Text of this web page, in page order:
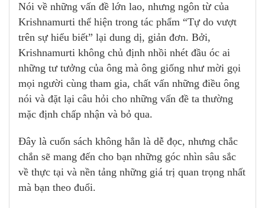
Nói về những vấn đề lớn lao, nhưng ngôn từ của
Krishnamurti thể hiện trong tác phẩm “Tự do vượt
trên sự hiểu biết” lại dung dị, giản đơn. Bởi,
Krishnamurti không chủ định nhồi nhét đầu óc ai
những tư tưởng của ông mà ông giống như mời gọi
mọi người cùng tham gia, chất vấn những điều ông
nói và đặt lại câu hỏi cho những vấn đề ta thường
mặc định chấp nhận và bỏ qua.
Đây là cuốn sách không hẳn là dễ đọc, nhưng chắc
chắn sẽ mang đến cho bạn những góc nhìn sâu sắc
về thực tại và nền tảng những giá trị quan trọng nhất
mà bạn theo đuổi.